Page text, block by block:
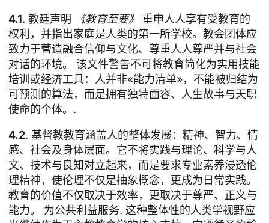
4.1. 教廷声明 《教育至要》
重申人人享有受教育的
权利，并指出家庭是人类的第一所学校。教会团体应
致力于营造融合信仰与文化、尊重人人尊严并与社会
对话的环境。 该文件警告不可将教育简化为实用技能
培训或经济工具：人并非«能力清单»，不能被归结为
可预测的算法，而是拥有独特面容、人生故事与天职
使命的个体。.
4.2. 基督教教育涵盖人的整体发展：精神、智力、情
感、社会及身体层面。它不将实践与理论、科学与人
文、技术与良知对立起来，而是要求专业素养浸透伦
理精神，使伦理不仅是抽象概念，更成为日常实践。
教育的价值不仅取决于效率，更取决于尊严、正义与
能力。 为公共利益服务. 这种整体性的人类学视野应